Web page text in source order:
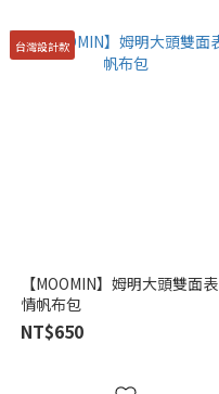
台灣設計款
【MOOMIN】姆明大頭雙面表
情帆布包
NT$650